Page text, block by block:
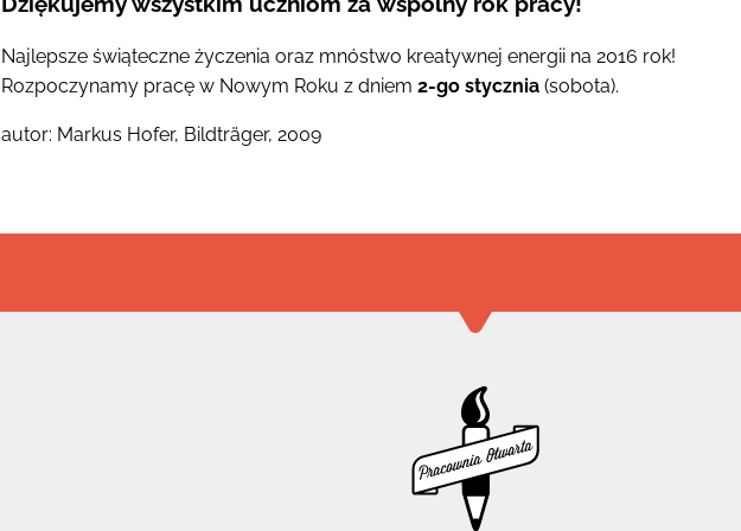
Najlepsze świąteczne życzenia oraz mnóstwo kreatywnej energii na 2016 rok!
Rozpoczynamy pracę w Nowym Roku z dniem 2-go stycznia (sobota).
autor: Markus Hofer, Bildträger, 2009